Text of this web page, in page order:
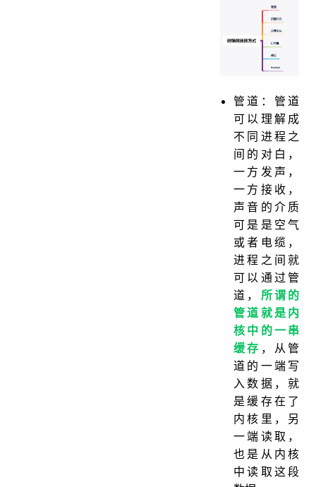
管道：管道
可以理解成
不同进程之
间的对白，
一方发声，
一方接收，
声音的介质
可是是空气
或者电缆，
进程之间就
可以通过管
道， 所谓的
管道就是内
核中的一串
缓存 ，从管
道的一端写
入数据，就
是缓存在了
内核里，另
一端读取，
也是从内核
中读取这段